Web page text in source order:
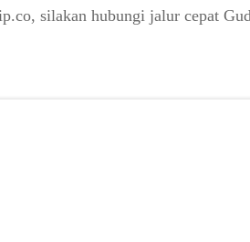
silakan hubungi jalur cepat